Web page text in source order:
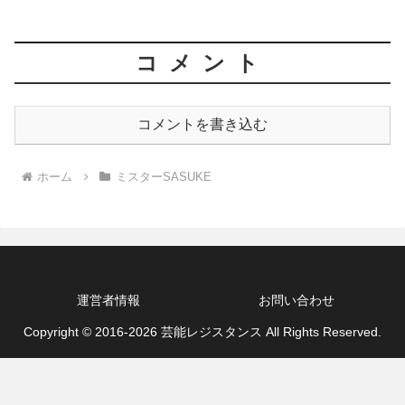
コメント
コメントを書き込む
ホーム ミスターSASUKE
運営者情報 お問い合わせ
Copyright © 2016-2026 芸能レジスタンス All Rights Reserved.